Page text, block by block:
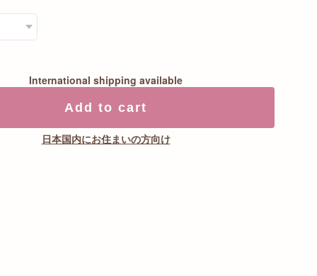
International shipping available
Add to cart
日本国内にお住まいの方向け